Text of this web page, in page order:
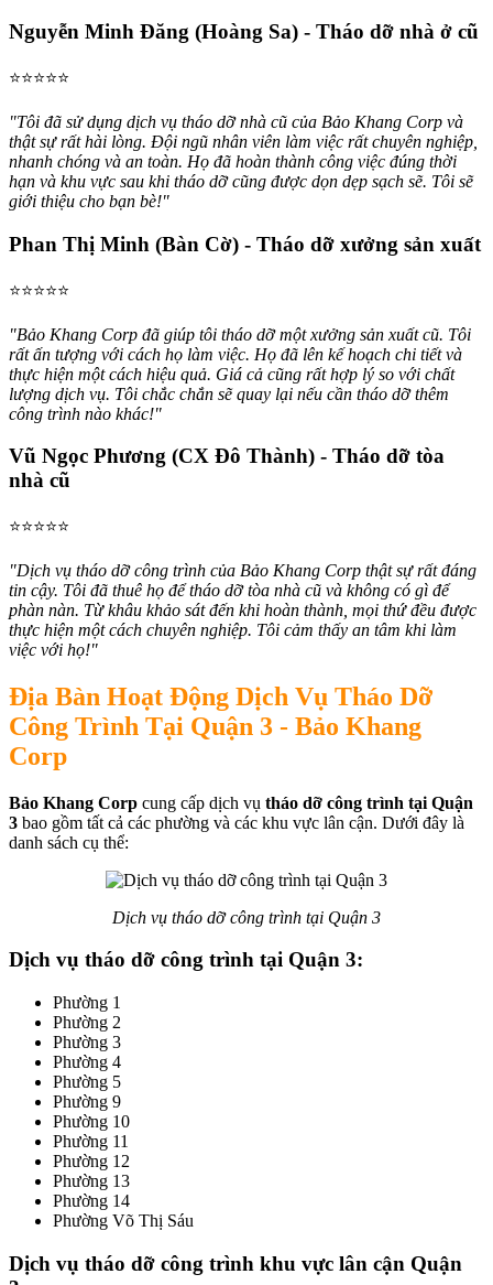
Nguyễn Minh Đăng (Hoàng Sa) - Tháo dỡ nhà ở cũ
⭐️⭐️⭐️⭐️⭐️
"Tôi đã sử dụng dịch vụ tháo dỡ nhà cũ của Bảo Khang Corp và
thật sự rất hài lòng. Đội ngũ nhân viên làm việc rất chuyên nghiệp,
nhanh chóng và an toàn. Họ đã hoàn thành công việc đúng thời
hạn và khu vực sau khi tháo dỡ cũng được dọn dẹp sạch sẽ. Tôi sẽ
giới thiệu cho bạn bè!"
Phan Thị Minh (Bàn Cờ) - Tháo dỡ xưởng sản xuất
⭐️⭐️⭐️⭐️⭐️
"Bảo Khang Corp đã giúp tôi tháo dỡ một xưởng sản xuất cũ. Tôi
rất ấn tượng với cách họ làm việc. Họ đã lên kế hoạch chi tiết và
thực hiện một cách hiệu quả. Giá cả cũng rất hợp lý so với chất
lượng dịch vụ. Tôi chắc chắn sẽ quay lại nếu cần tháo dỡ thêm
công trình nào khác!"
Vũ Ngọc Phương (CX Đô Thành) - Tháo dỡ tòa
nhà cũ
⭐️⭐️⭐️⭐️⭐️
"Dịch vụ tháo dỡ công trình của Bảo Khang Corp thật sự rất đáng
tin cậy. Tôi đã thuê họ để tháo dỡ tòa nhà cũ và không có gì để
phàn nàn. Từ khâu khảo sát đến khi hoàn thành, mọi thứ đều được
thực hiện một cách chuyên nghiệp. Tôi cảm thấy an tâm khi làm
việc với họ!"
Địa Bàn Hoạt Động Dịch Vụ Tháo Dỡ
Công Trình Tại Quận 3 - Bảo Khang
Corp
Bảo Khang Corp cung cấp dịch vụ tháo dỡ công trình tại Quận
3 bao gồm tất cả các phường và các khu vực lân cận. Dưới đây là
danh sách cụ thể:
Dịch vụ tháo dỡ công trình tại Quận 3
Dịch vụ tháo dỡ công trình tại Quận 3:
Phường 1
Phường 2
Phường 3
Phường 4
Phường 5
Phường 9
Phường 10
Phường 11
Phường 12
Phường 13
Phường 14
Phường Võ Thị Sáu
Dịch vụ tháo dỡ công trình khu vực lân cận Quận